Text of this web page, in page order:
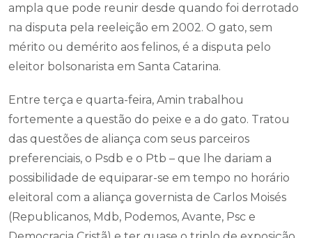
ampla que pode reunir desde quando foi derrotado
na disputa pela reeleição em 2002. O gato, sem
mérito ou demérito aos felinos, é a disputa pelo
eleitor bolsonarista em Santa Catarina.
Entre terça e quarta-feira, Amin trabalhou
fortemente a questão do peixe e a do gato. Tratou
das questões de aliança com seus parceiros
preferenciais, o Psdb e o Ptb – que lhe dariam a
possibilidade de equiparar-se em tempo no horário
eleitoral com a aliança governista de Carlos Moisés
(Republicanos, Mdb, Podemos, Avante, Psc e